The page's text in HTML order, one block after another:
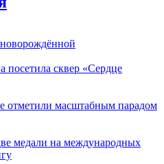
посетила сквер «Сердце
отметили масштабным парадом
медали на международных